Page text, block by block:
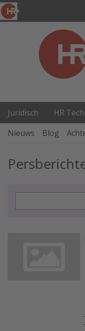
Juridisch HR Tech
Nieuws
Blog